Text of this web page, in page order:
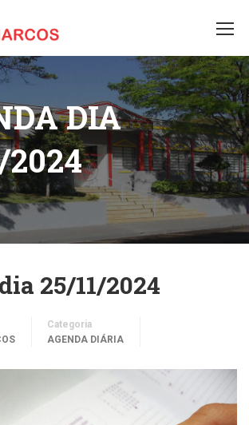
DIA
2024
25/11/2024
Categoria
AGENDA DIÁRIA